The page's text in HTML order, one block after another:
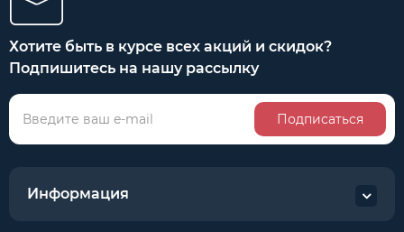
Хотите быть в курсе всех акций и скидок?
Подпишитесь на нашу рассылку
Подписаться
Информация